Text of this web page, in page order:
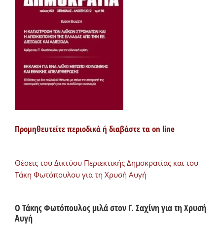
Προμηθευτείτε περιοδικά ή διαβάστε τα on line
Θέσεις του Δικτύου Περιεκτικής Δημοκρατίας και του
Τάκη Φωτόπουλου για τη Χρυσή Αυγή
Ο Τάκης Φωτόπουλος μιλά στον Γ. Σαχίνη για τη Χρυσή
Αυγή